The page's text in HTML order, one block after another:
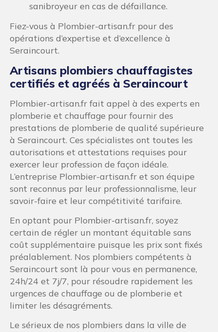
sanibroyeur en cas de défaillance.
Fiez-vous à Plombier-artisan.fr pour des
opérations d’expertise et d’excellence à
Seraincourt.
Artisans plombiers chauffagistes
certifiés et agréés à Seraincourt
Plombier-artisan.fr fait appel à des experts en
plomberie et chauffage pour fournir des
prestations de plomberie de qualité supérieure
à Seraincourt. Ces spécialistes ont toutes les
autorisations et attestations requises pour
exercer leur profession de façon idéale.
L’entreprise Plombier-artisan.fr et son équipe
sont reconnus par leur professionnalisme, leur
savoir-faire et leur compétitivité tarifaire.
En optant pour Plombier-artisan.fr, soyez
certain de régler un montant équitable sans
coût supplémentaire puisque les prix sont fixés
préalablement. Nos plombiers compétents à
Seraincourt sont là pour vous en permanence,
24h/24 et 7j/7, pour résoudre rapidement les
urgences de chauffage ou de plomberie et
limiter les désagréments.
Le sérieux de nos plombiers dans la ville de